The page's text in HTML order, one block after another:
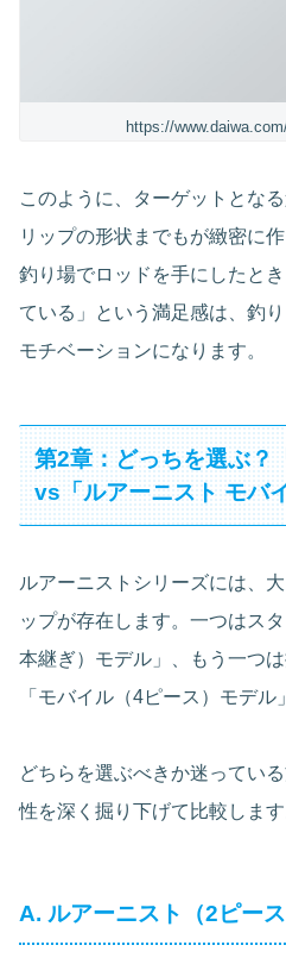
https://
このように、ターゲットとな
リップの形状までもが緻密に
釣り場でロッドを手にしたと
ている」という満足感は、釣
モチベーションになります。
第2章：どっちを選ぶ？
vs「ルアーニスト モバ
ルアーニストシリーズには、
ップが存在します。一つはス
本継ぎ）モデル」、もう一つ
「モバイル（4ピース）モデル
どちらを選ぶべきか迷ってい
性を深く掘り下げて比較します
A. ルアーニスト（2ピース